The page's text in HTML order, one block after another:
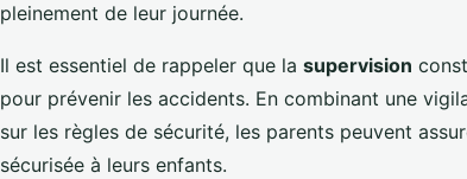
pleinement de leur journée.
Il est essentiel de rappeler que la supervision
pour prévenir les accidents. En combinant une
sur les règles de sécurité, les parents peuvent
sécurisée à leurs enfants.